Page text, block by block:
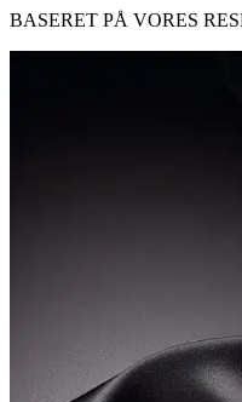
BASERET PÅ VORES